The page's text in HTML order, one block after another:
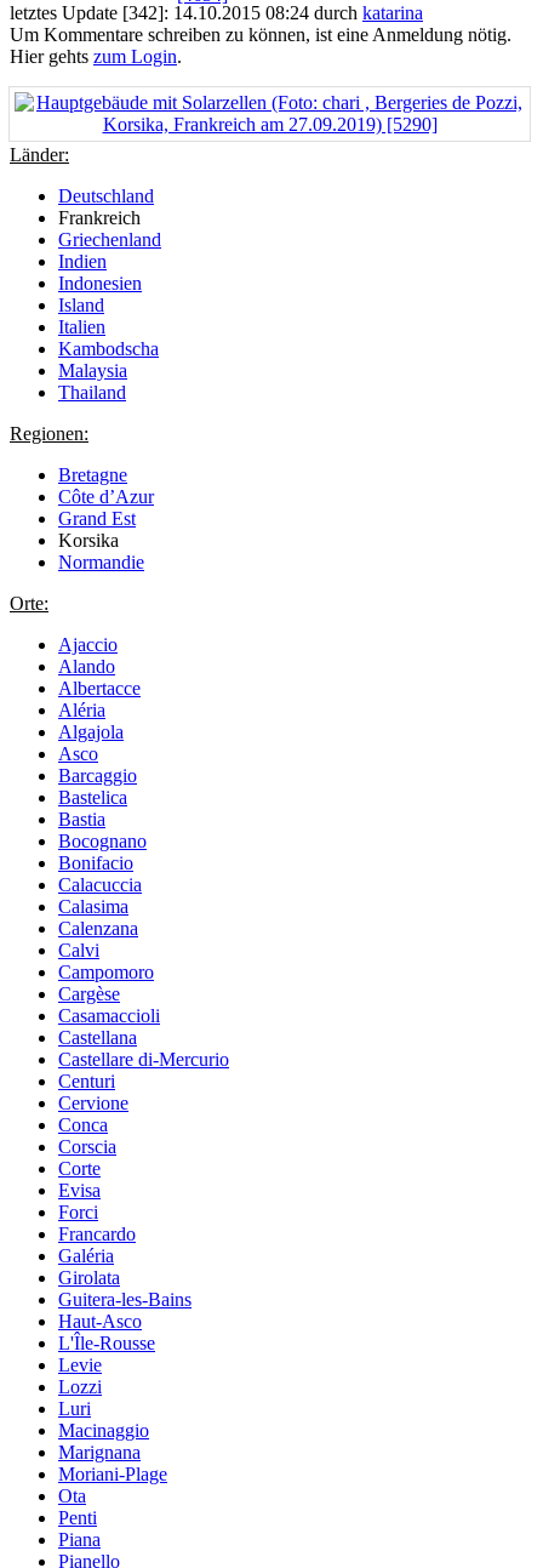
letztes Update [342]: 14.10.2015 08:24 durch katarina
Um Kommentare schreiben zu können, ist eine Anmeldung nötig.
Hier gehts zum Login.
Länder:
Deutschland
Frankreich
Griechenland
Indien
Indonesien
Island
Italien
Kambodscha
Malaysia
Thailand
Regionen:
Bretagne
Côte d’Azur
Grand Est
Korsika
Normandie
Orte:
Ajaccio
Alando
Albertacce
Aléria
Algajola
Asco
Barcaggio
Bastelica
Bastia
Bocognano
Bonifacio
Calacuccia
Calasima
Calenzana
Calvi
Campomoro
Cargèse
Casamaccioli
Castellana
Castellare di-Mercurio
Centuri
Cervione
Conca
Corscia
Corte
Evisa
Forci
Francardo
Galéria
Girolata
Guitera-les-Bains
Haut-Asco
L'Île-Rousse
Levie
Lozzi
Luri
Macinaggio
Marignana
Moriani-Plage
Ota
Penti
Piana
Pianello